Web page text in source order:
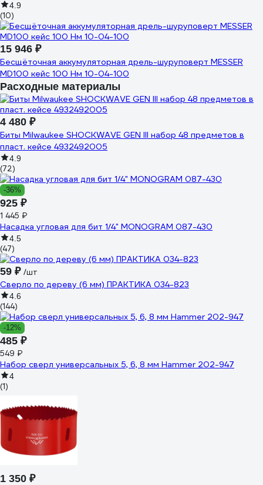
4.9
(10)
15 946 ₽
Бесщёточная аккумуляторная дрель-шуруповерт MESSER
MD100 кейс 100 Нм 10-04-100
Расходные материалы
4 480 ₽
Биты Milwaukee SHOCKWAVE GEN III набор 48 предметов в
пласт. кейсе 4932492005
4.9
(72)
-36%
925 ₽
1 445 ₽
Насадка угловая для бит 1/4" MONOGRAM 087-430
4.5
(47)
59 ₽ /шт
Сверло по дереву (6 мм) ПРАКТИКА 034-823
4.6
(144)
-12%
485 ₽
549 ₽
Набор сверл универсальных 5, 6, 8 мм Hammer 202-947
4
(1)
1 350 ₽